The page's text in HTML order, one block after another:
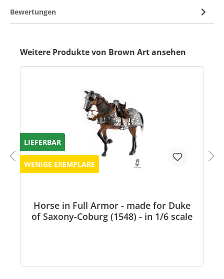
Bewertungen
Weitere Produkte von Brown Art ansehen
LIEFERBAR
WENIGE EXEMPLARE
Horse in Full Armor - made for Duke
of Saxony-Coburg (1548) - in 1/6 scale